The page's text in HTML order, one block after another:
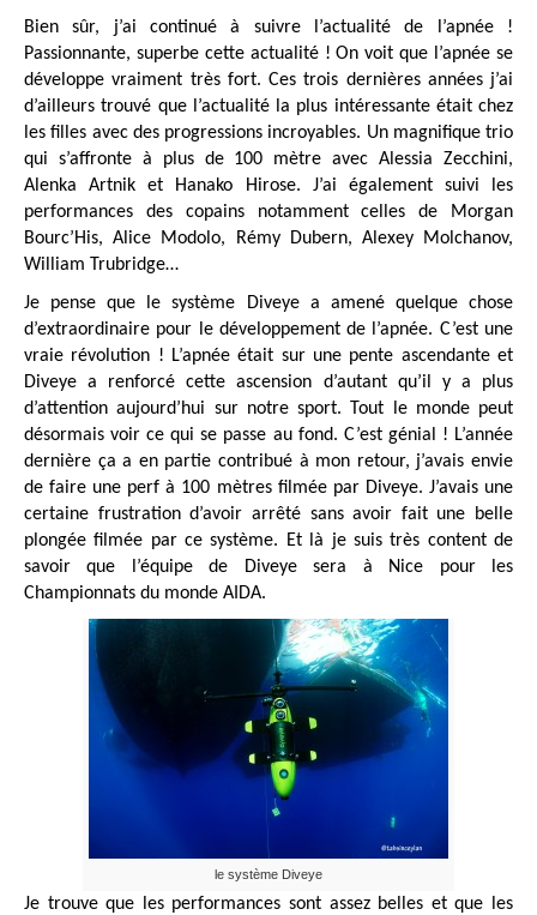
Bien sûr, j’ai continué à suivre l’actualité de l’apnée !
Passionnante, superbe cette actualité ! On voit que l’apnée se
développe vraiment très fort. Ces trois dernières années j’ai
d’ailleurs trouvé que l’actualité la plus intéressante était chez
les filles avec des progressions incroyables. Un magnifique trio
qui s’affronte à plus de 100 mètre avec Alessia Zecchini,
Alenka Artnik et Hanako Hirose. J’ai également suivi les
performances des copains notamment celles de Morgan
Bourc’His, Alice Modolo, Rémy Dubern, Alexey Molchanov,
William Trubridge…
Je pense que le système Diveye a amené quelque chose
d’extraordinaire pour le développement de l’apnée. C’est une
vraie révolution ! L’apnée était sur une pente ascendante et
Diveye a renforcé cette ascension d’autant qu’il y a plus
d’attention aujourd’hui sur notre sport. Tout le monde peut
désormais voir ce qui se passe au fond. C’est génial ! L’année
dernière ça a en partie contribué à mon retour, j’avais envie
de faire une perf à 100 mètres filmée par Diveye. J’avais une
certaine frustration d’avoir arrêté sans avoir fait une belle
plongée filmée par ce système. Et là je suis très content de
savoir que l’équipe de Diveye sera à Nice pour les
Championnats du monde AIDA.
le système Diveye
Je trouve que les performances sont assez belles et que les